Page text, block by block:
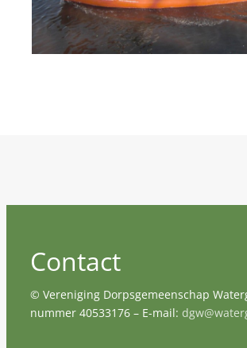
Contact
© Vereniging Dorpsgemeenschap
nummer 40533176 – E-mail: